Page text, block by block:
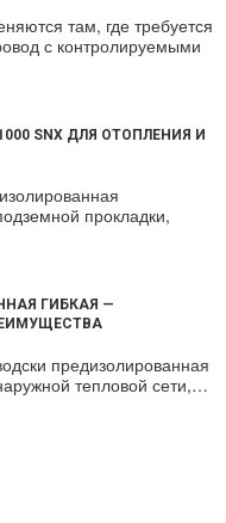
там, где требуется
с контролируемыми
SNX ДЛЯ ОТОПЛЕНИЯ И
прокладки,
ГИБКАЯ —
предизолированная
тепловой сети,…